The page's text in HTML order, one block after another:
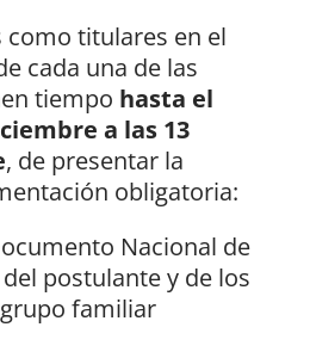
como titulares en el
cada una de las
tiempo hasta el
a las 13
, de presentar la
obligatoria:
Nacional de
postulante y de los
familiar